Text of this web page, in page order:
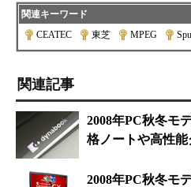
関連キーワード
CEATEC
東芝 MPEG
関連記事
2008年PC秋冬モ
格ノートや高性
2008年PC秋冬モ